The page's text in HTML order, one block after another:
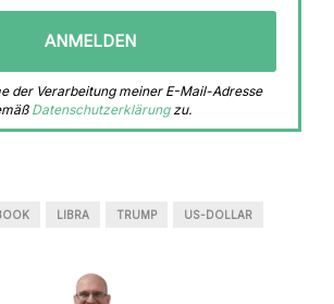
der Verarbeitung meiner E-Mail-Adresse
Datenschutzerklärungzu.
LIBRA TRUMP US-DOLLAR